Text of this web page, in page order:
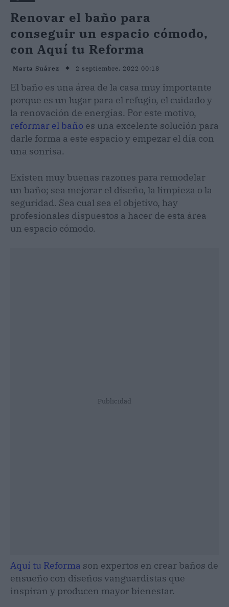
Renovar el baño para
conseguir un espacio cómodo,
con Aquí tu Reforma
Marta Suárez 2 septiembre, 2022 00:18
El baño es una área de la casa muy importante
porque es un lugar para el refugio, el cuidado y
la renovación de energías. Por este motivo,
reformar el baño es una excelente solución para
darle forma a este espacio y empezar el día con
una sonrisa.
Existen muy buenas razones para remodelar
un baño; sea mejorar el diseño, la limpieza o la
seguridad. Sea cual sea el objetivo, hay
profesionales dispuestos a hacer de esta área
un espacio cómodo.
Publicidad
Aquí tu Reforma son expertos en crear baños de
ensueño con diseños vanguardistas que
inspiran y producen mayor bienestar.